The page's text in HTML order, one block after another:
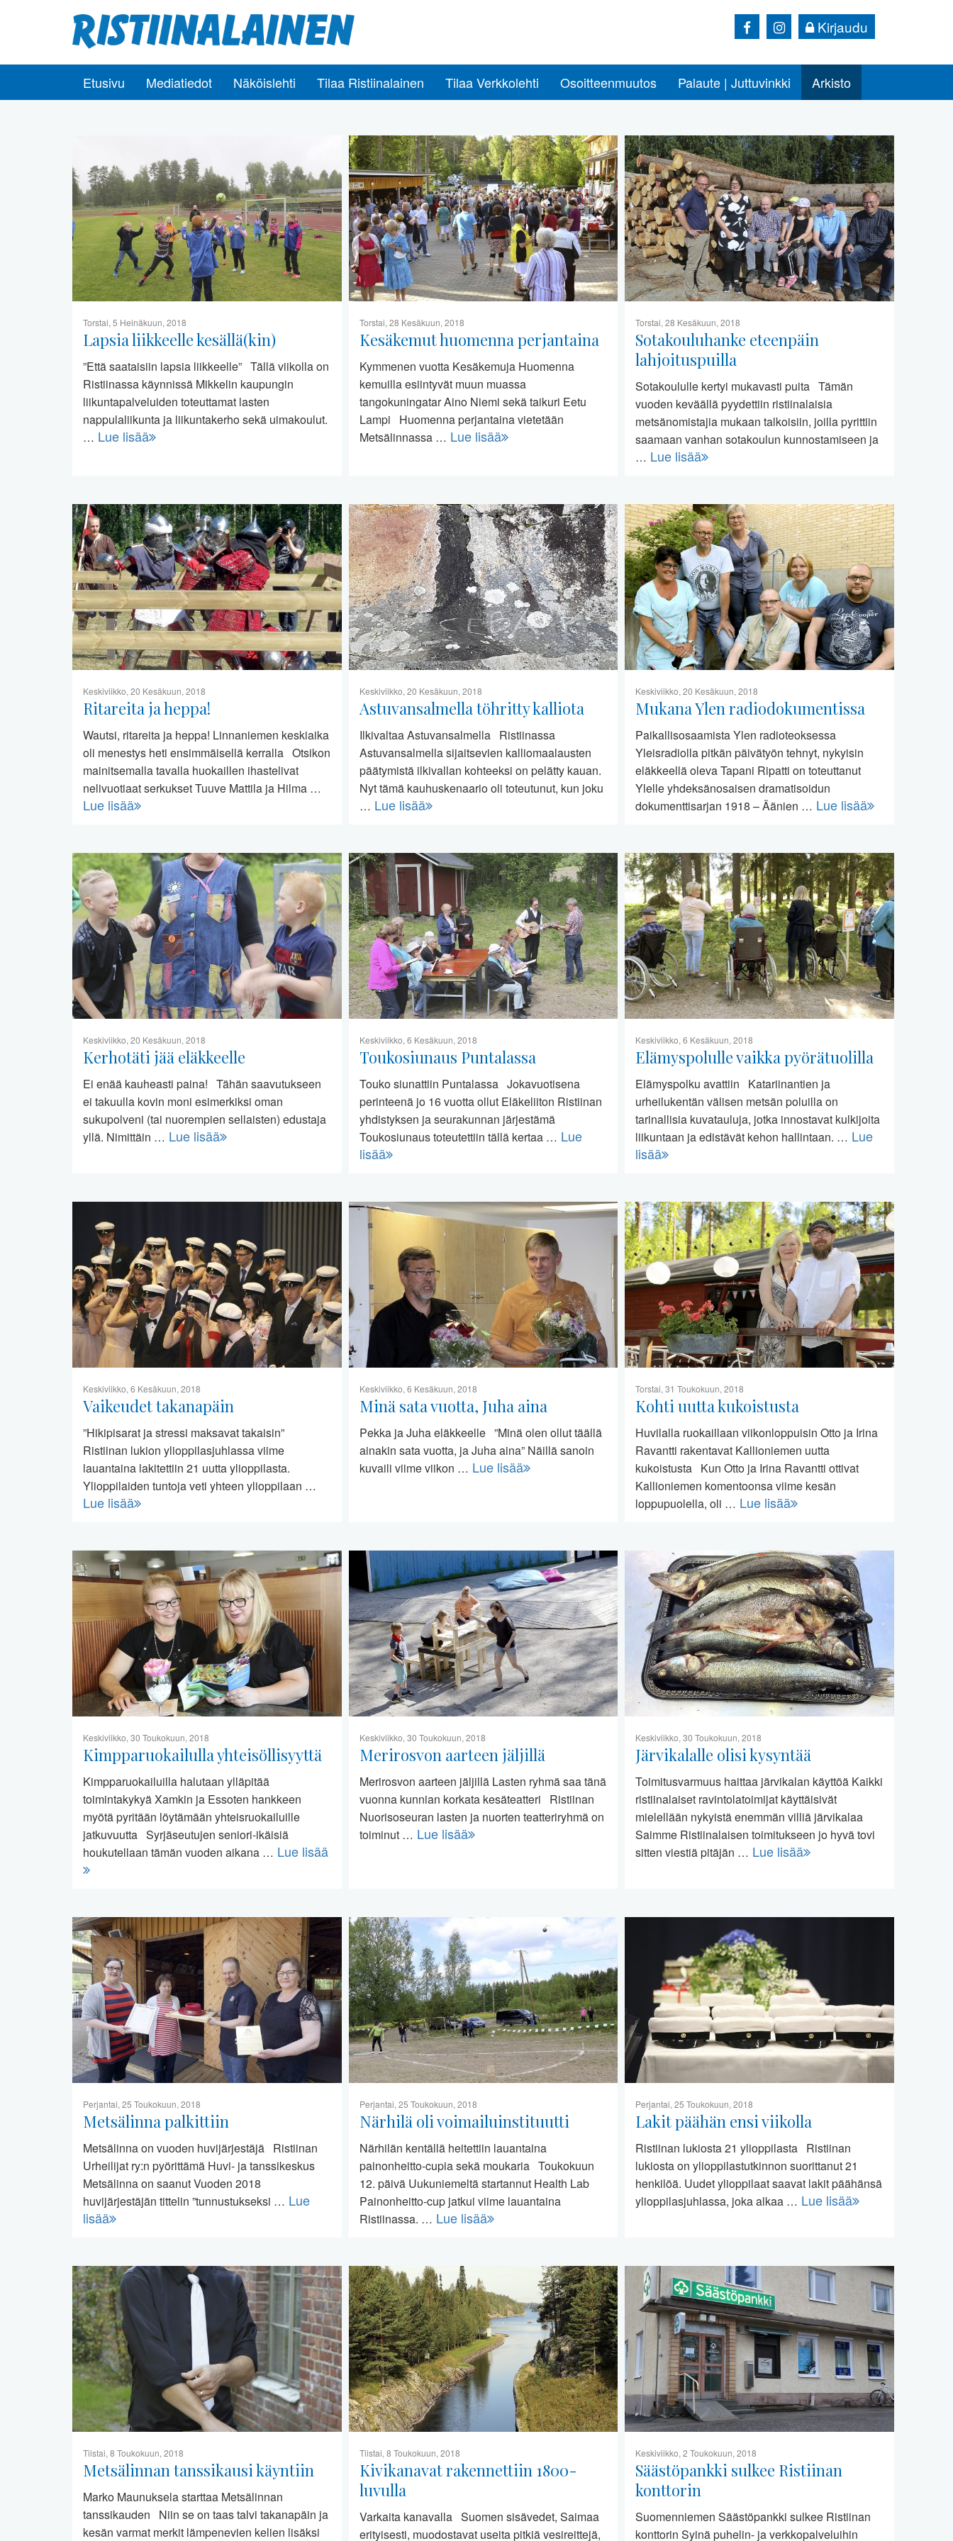
Kirjaudu
Etusivu Mediatiedot Näköislehti Tilaa Ristiinalainen Tilaa Verkkolehti Osoitteenmuutos Palaute | Juttuvinkki Arkisto
Torstai, 5 Heinäkuun, 2018
Lapsia liikkeelle kesällä(kin)
”Että saataisiin lapsia liikkeelle” Tällä viikolla on
Ristiinassa käynnissä Mikkelin kaupungin
liikuntapalveluiden toteuttamat lasten
nappulaliikunta ja liikuntakerho sekä uimakoulut.
… Lue lisää
Torstai, 28 Kesäkuun, 2018
Kesäkemut huomenna perjantaina
Kymmenen vuotta Kesäkemuja Huomenna
kemuilla esiintyvät muun muassa
tangokuningatar Aino Niemi sekä taikuri Eetu
Lampi Huomenna perjantaina vietetään
Metsälinnassa … Lue lisää
Torstai, 28 Kesäkuun, 2018
Sotakouluhanke eteenpäin
lahjoituspuilla
Sotakoululle kertyi mukavasti puita Tämän
vuoden keväällä pyydettiin ristiinalaisia
metsänomistajia mukaan talkoisiin, joilla pyrittiin
saamaan vanhan sotakoulun kunnostamiseen ja
… Lue lisää
Keskiviikko, 20 Kesäkuun, 2018
Ritareita ja heppa!
Wautsi, ritareita ja heppa! Linnaniemen keskiaika
oli menestys heti ensimmäisellä kerralla Otsikon
mainitsemalla tavalla huokaillen ihastelivat
nelivuotiaat serkukset Tuuve Mattila ja Hilma …
Lue lisää
Keskiviikko, 20 Kesäkuun, 2018
Astuvansalmella töhritty kalliota
Ilkivaltaa Astuvansalmella Ristiinassa
Astuvansalmella sijaitsevien kalliomaalausten
päätymistä ilkivallan kohteeksi on pelätty kauan.
Nyt tämä kauhuskenaario oli toteutunut, kun joku
… Lue lisää
Keskiviikko, 20 Kesäkuun, 2018
Mukana Ylen radiodokumentissa
Paikallisosaamista Ylen radioteoksessa
Yleisradiolla pitkän päivätyön tehnyt, nykyisin
eläkkeellä oleva Tapani Ripatti on toteuttanut
Ylelle yhdeksänosaisen dramatisoidun
dokumenttisarjan 1918 – Äänien … Lue lisää
Keskiviikko, 20 Kesäkuun, 2018
Kerhotäti jää eläkkeelle
Ei enää kauheasti paina! Tähän saavutukseen
ei takuulla kovin moni esimerkiksi oman
sukupolveni (tai nuorempien sellaisten) edustaja
yllä. Nimittäin … Lue lisää
Keskiviikko, 6 Kesäkuun, 2018
Toukosiunaus Puntalassa
Touko siunattiin Puntalassa Jokavuotisena
perinteenä jo 16 vuotta ollut Eläkeliiton Ristiinan
yhdistyksen ja seurakunnan järjestämä
Toukosiunaus toteutettiin tällä kertaa … Lue
lisää
Keskiviikko, 6 Kesäkuun, 2018
Elämyspolulle vaikka pyörätuolilla
Elämyspolku avattiin Katariinantien ja
urheilukentän välisen metsän poluilla on
tarinallisia kuvatauluja, jotka innostavat kulkijoita
liikuntaan ja edistävät kehon hallintaan. … Lue
lisää
Keskiviikko, 6 Kesäkuun, 2018
Vaikeudet takanapäin
”Hikipisarat ja stressi maksavat takaisin”
Ristiinan lukion ylioppilasjuhlassa viime
lauantaina lakitettiin 21 uutta ylioppilasta.
Ylioppilaiden tuntoja veti yhteen ylioppilaan …
Lue lisää
Keskiviikko, 6 Kesäkuun, 2018
Minä sata vuotta, Juha aina
Pekka ja Juha eläkkeelle ”Minä olen ollut täällä
ainakin sata vuotta, ja Juha aina” Näillä sanoin
kuvaili viime viikon … Lue lisää
Torstai, 31 Toukokuun, 2018
Kohti uutta kukoistusta
Huvilalla ruokaillaan viikonloppuisin Otto ja Irina
Ravantti rakentavat Kallioniemen uutta
kukoistusta Kun Otto ja Irina Ravantti ottivat
Kallioniemen komentoonsa viime kesän
loppupuolella, oli … Lue lisää
Keskiviikko, 30 Toukokuun, 2018
Kimpparuokailulla yhteisöllisyyttä
Kimpparuokailuilla halutaan ylläpitää
toimintakykyä Xamkin ja Essoten hankkeen
myötä pyritään löytämään yhteisruokailuille
jatkuvuutta Syrjäseutujen seniori-ikäisiä
houkutellaan tämän vuoden aikana … Lue lisää
Keskiviikko, 30 Toukokuun, 2018
Merirosvon aarteen jäljillä
Merirosvon aarteen jäljillä Lasten ryhmä saa tänä
vuonna kunnian korkata kesäteatteri Ristiinan
Nuorisoseuran lasten ja nuorten teatteriryhmä on
toiminut … Lue lisää
Keskiviikko, 30 Toukokuun, 2018
Järvikalalle olisi kysyntää
Toimitusvarmuus haittaa järvikalan käyttöä Kaikki
ristiinalaiset ravintolatoimijat käyttäisivät
mielellään nykyistä enemmän villiä järvikalaa
Saimme Ristiinalaisen toimitukseen jo hyvä tovi
sitten viestiä pitäjän … Lue lisää
Perjantai, 25 Toukokuun, 2018
Metsälinna palkittiin
Metsälinna on vuoden huvijärjestäjä Ristiinan
Urheilijat ry:n pyörittämä Huvi- ja tanssikeskus
Metsälinna on saanut Vuoden 2018
huvijärjestäjän tittelin ”tunnustukseksi … Lue
lisää
Perjantai, 25 Toukokuun, 2018
Närhilä oli voimailuinstituutti
Närhilän kentällä heitettiin lauantaina
painonheitto-cupia sekä moukaria Toukokuun
12. päivä Uukuniemeltä startannut Health Lab
Painonheitto-cup jatkui viime lauantaina
Ristiinassa. … Lue lisää
Perjantai, 25 Toukokuun, 2018
Lakit päähän ensi viikolla
Ristiinan lukiosta 21 ylioppilasta Ristiinan
lukiosta on ylioppilastutkinnon suorittanut 21
henkilöä. Uudet ylioppilaat saavat lakit päähänsä
ylioppilasjuhlassa, joka alkaa … Lue lisää
Tiistai, 8 Toukokuun, 2018
Metsälinnan tanssikausi käyntiin
Marko Maunuksela starttaa Metsälinnan
tanssikauden Niin se on taas talvi takanapäin ja
kesän varmat merkit lämpenevien kelien lisäksi
Tiistai, 8 Toukokuun, 2018
Kivikanavat rakennettiin 1800-
luvulla
Varkaita kanavalla Suomen sisävedet, Saimaa
erityisesti, muodostavat useita pitkiä vesireittejä,
Keskiviikko, 2 Toukokuun, 2018
Säästöpankki sulkee Ristiinan
konttorin
Suomenniemen Säästöpankki sulkee Ristiinan
konttorin Syinä puhelin- ja verkkopalveluihin